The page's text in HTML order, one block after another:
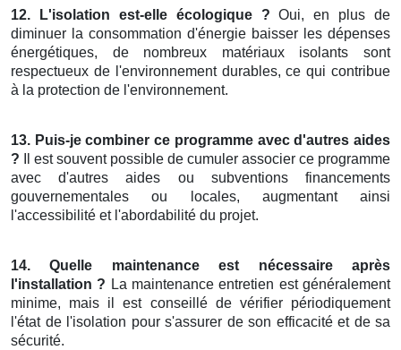
12. L'isolation est-elle écologique ? Oui, en plus de
diminuer la consommation d'énergie baisser les dépenses
énergétiques, de nombreux matériaux isolants sont
respectueux de l'environnement durables, ce qui contribue
à la protection de l'environnement.
13. Puis-je combiner ce programme avec d'autres aides
? Il est souvent possible de cumuler associer ce programme
avec d'autres aides ou subventions financements
gouvernementales ou locales, augmentant ainsi
l'accessibilité et l'abordabilité du projet.
14. Quelle maintenance est nécessaire après
l'installation ? La maintenance entretien est généralement
minime, mais il est conseillé de vérifier périodiquement
l'état de l'isolation pour s'assurer de son efficacité et de sa
sécurité.